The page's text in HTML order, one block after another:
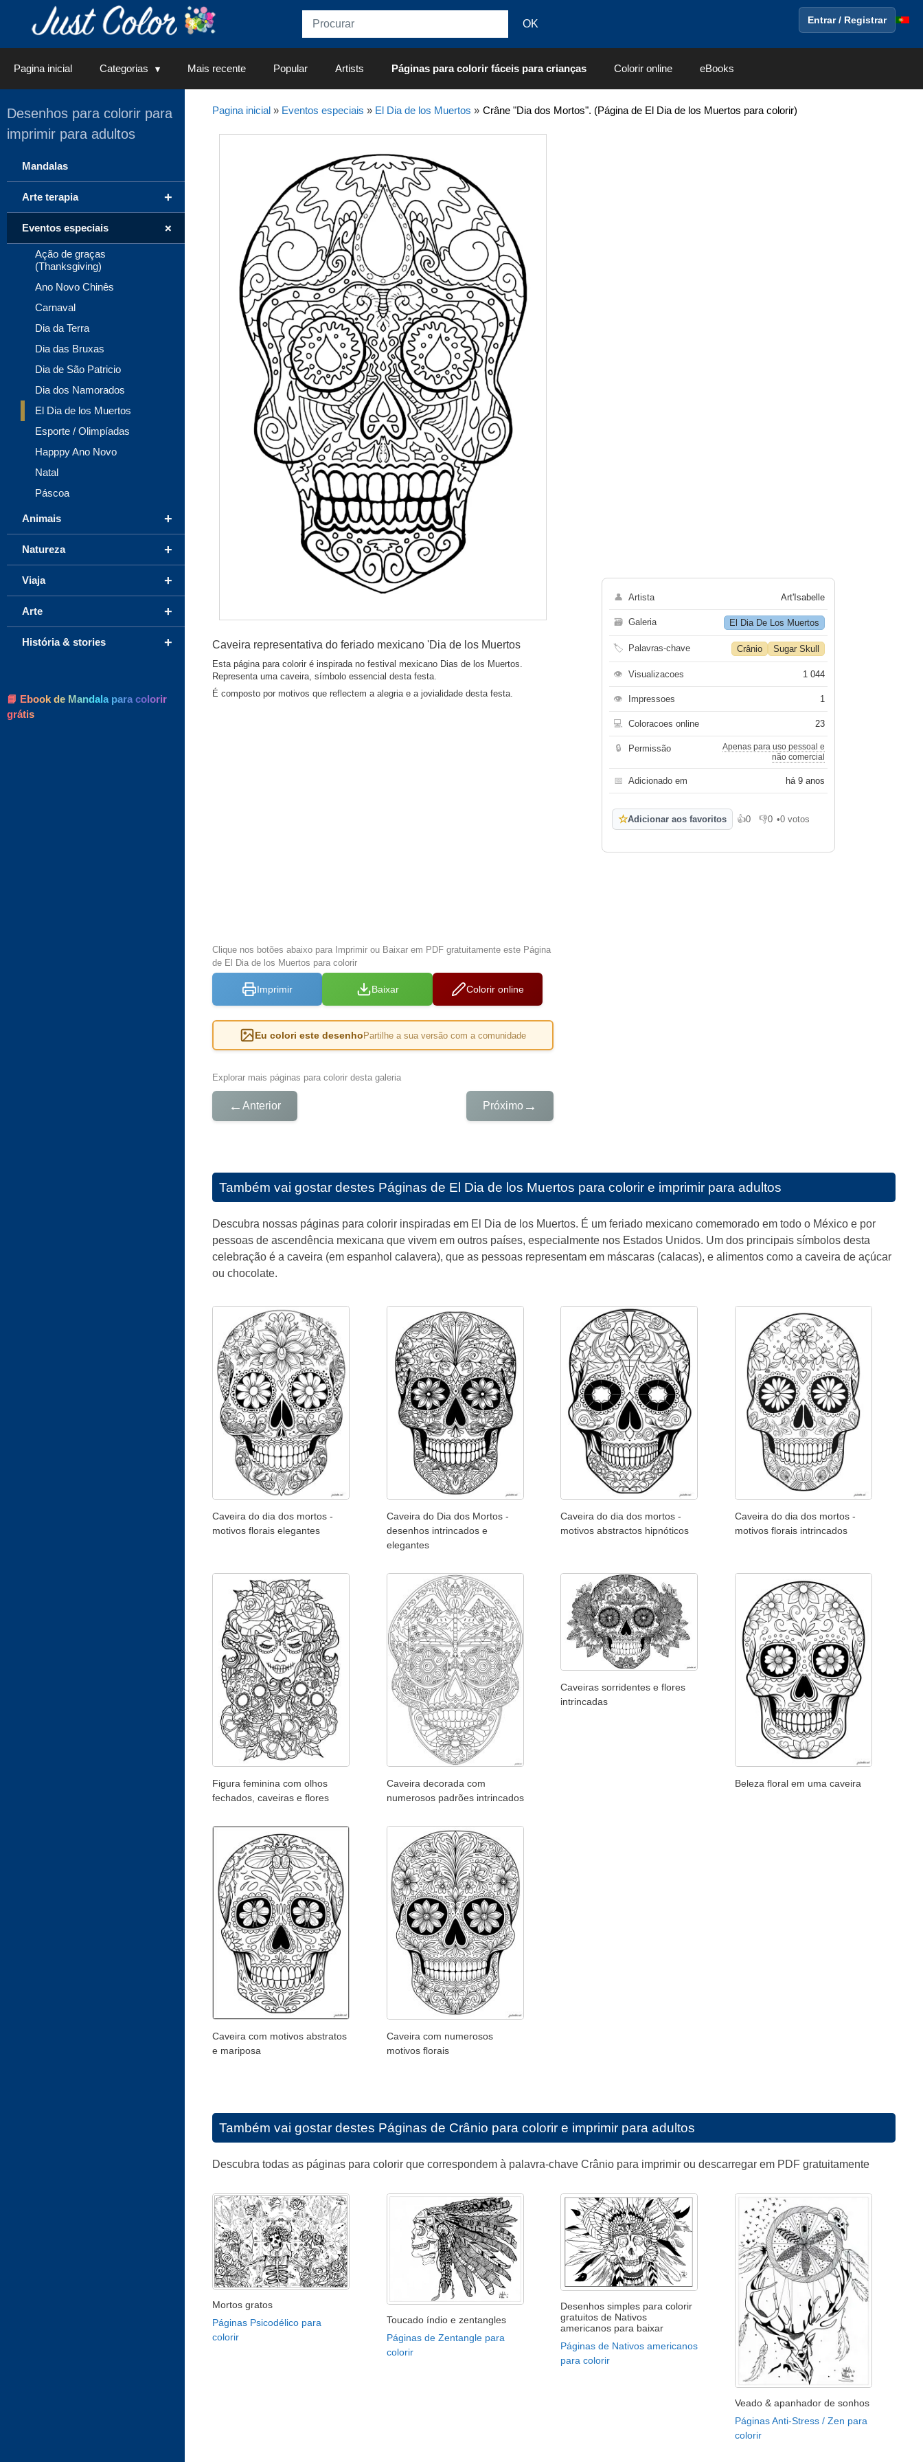
Entrar / Registrar
Pagina inicial Categorias Mais recente Popular Artists Páginas para colorir fáceis para crianças Colorir online eBooks
Pagina inicial» Eventos especiais » El Dia de los Muertos » Crâne "Dia dos Mortos". (Página de El Dia de los Muertos para colorir)
Caveira representativa do feriado mexicano 'Dia de los Muertos
Esta página para colorir é inspirada no festival mexicano Dias de los Muertos.
Representa uma caveira, símbolo essencial desta festa.
É composto por motivos que reflectem a alegria e a jovialidade desta festa.
Clique nos botões abaixo para Imprimir ou Baixar em PDF gratuitamente este Página
de El Dia de los Muertos para colorir
Imprimir Baixar Colorir online
Eu colori este desenho Partilhe a sua versão com a comunidade
Explorar mais páginas para colorir desta galeria
← Anterior Próximo →
👤 Artista Art'Isabelle
🗃 Galeria El Dia De Los Muertos
🏷 Palavras-chave Crânio Sugar Skull
👁 Visualizacoes 1 044
👁 Impressoes 1
💻 Coloracoes online 23
🔒 Permissão
Apenas para uso pessoal e
não comercial
📅 Adicionado em há 9 anos
☆Adicionar aos favoritos 👍0
Gosto 👎0
Não gosto
•0 votos
Também vai gostar destes Páginas de El Dia de los Muertos para colorir e imprimir para adultos
Descubra nossas páginas para colorir inspiradas em El Dia de los Muertos. É um feriado mexicano comemorado em todo o México e por
pessoas de ascendência mexicana que vivem em outros países, especialmente nos Estados Unidos. Um dos principais símbolos desta
celebração é a caveira (em espanhol calavera), que as pessoas representam em máscaras (calacas), e alimentos como a caveira de açúcar
ou chocolate.
Caveira do dia dos mortos -
motivos florais elegantes
Caveira do Dia dos Mortos -
desenhos intrincados e
elegantes
Caveira do dia dos mortos -
motivos abstractos hipnóticos
Caveira do dia dos mortos -
motivos florais intrincados
Figura feminina com olhos
fechados, caveiras e flores
Caveira decorada com
numerosos padrões intrincados
Caveiras sorridentes e flores
intrincadas
Beleza floral em uma caveira
Caveira com motivos abstratos
e mariposa
Caveira com numerosos
motivos florais
Também vai gostar destes Páginas de Crânio para colorir e imprimir para adultos
Descubra todas as páginas para colorir que correspondem à palavra-chave Crânio para imprimir ou descarregar em PDF gratuitamente
Mortos gratos
Páginas Psicodélico para
colorir
Toucado índio e zentangles
Páginas de Zentangle para
colorir
Desenhos simples para colorir
gratuitos de Nativos
americanos para baixar
Páginas de Nativos americanos
para colorir
Veado & apanhador de sonhos
Páginas Anti-Stress / Zen para
colorir
Desenhos para colorir para
imprimir para adultos
Mandalas
+
Arte terapia
+
Eventos especiais
Ação de graças
(Thanksgiving)
Ano Novo Chinês
Carnaval
Dia da Terra
Dia das Bruxas
Dia de São Patricio
Dia dos Namorados
El Dia de los Muertos
Esporte / Olimpíadas
Happpy Ano Novo
Natal
Páscoa
+
Animais
+
Natureza
+
Viaja
+
Arte
+
História & stories
📘 Ebook de Mandala para colorir
grátis